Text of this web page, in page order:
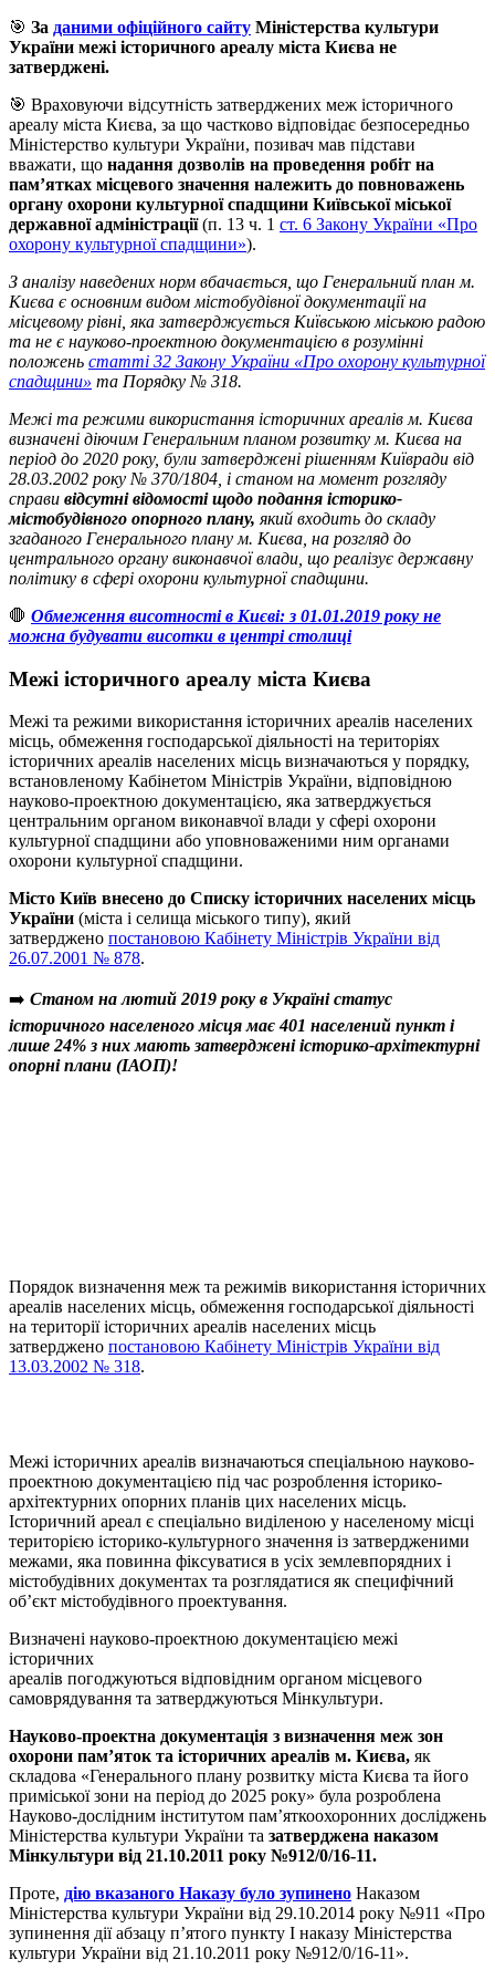
🎯 За даними офіційного сайту Міністерства культури
України межі історичного ареалу міста Києва не
затверджені.
🎯 Враховуючи відсутність затверджених меж історичного
ареалу міста Києва, за що частково відповідає безпосередньо
Міністерство культури України, позивач мав підстави
вважати, що надання дозволів на проведення робіт на
пам’ятках місцевого значення належить до повноважень
органу охорони культурної спадщини Київської міської
державної адміністрації(п. 13 ч. 1 ст. 6 Закону України «Про
охорону культурної спадщини»).
З аналізу наведених норм вбачається, що Генеральний план м.
Києва є основним видом містобудівної документації на
місцевому рівні, яка затверджується Київською міською радою
та не є науково-проектною документацією в розумінні
положень статті 32 Закону України «Про охорону культурної
спадщини» та Порядку № 318.
Межі та режими використання історичних ареалів м. Києва
визначені діючим Генеральним планом розвитку м. Києва на
період до 2020 року, були затверджені рішенням Київради від
28.03.2002 року № 370/1804, і станом на момент розгляду
справи відсутні відомості щодо подання історико-
містобудівного опорного плану, який входить до складу
згаданого Генерального плану м. Києва, на розгляд до
центрального органу виконавчої влади, що реалізує державну
політику в сфері охорони культурної спадщини.
🛑 Обмеження висотності в Києві: з 01.01.2019 року не
можна будувати висотки в центрі столиці
Межі історичного ареалу міста Києва
Межі та режими використання історичних ареалів населених
місць, обмеження господарської діяльності на територіях
історичних ареалів населених місць визначаються у порядку,
встановленому Кабінетом Міністрів України, відповідною
науково-проектною документацією, яка затверджується
центральним органом виконавчої влади у сфері охорони
культурної спадщини або уповноваженими ним органами
охорони культурної спадщини.
Місто Київ внесено до Списку історичних населених місць
України (міста і селища міського типу), який
затверджено постановою Кабінету Міністрів України від
26.07.2001 № 878.
➡️ Станом на лютий 2019 року в Україні статус
історичного населеного місця має 401 населений пункт і
лише 24% з них мають затверджені історико-архітектурні
опорні плани (ІАОП)!
Порядок визначення меж та режимів використання історичних
ареалів населених місць, обмеження господарської діяльності
на території історичних ареалів населених місць
затверджено постановою Кабінету Міністрів України від
13.03.2002 № 318.
Межі історичних ареалів визначаються спеціальною науково-
проектною документацією під час розроблення історико-
архітектурних опорних планів цих населених місць.
Історичний ареал є спеціально виділеною у населеному місці
територією історико-культурного значення із затвердженими
межами, яка повинна фіксуватися в усіх землевпорядних і
містобудівних документах та розглядатися як специфічний
об’єкт містобудівного проектування.
Визначені науково-проектною документацією межі
історичних
ареалів погоджуються відповідним органом місцевого
самоврядування та затверджуються Мінкультури.
Науково-проектна документація з визначення меж зон
охорони пам’яток та історичних ареалів м. Києва, як
складова «Генерального плану розвитку міста Києва та його
приміської зони на період до 2025 року» була розроблена
Науково-дослідним інститутом пам’яткоохоронних досліджень
Міністерства культури України та затверджена наказом
Мінкультури від 21.10.2011 року №912/0/16-11.
Проте, дію вказаного Наказу було зупинено Наказом
Міністерства культури України від 29.10.2014 року №911 «Про
зупинення дії абзацу п’ятого пункту І наказу Міністерства
культури України від 21.10.2011 року №912/0/16-11».